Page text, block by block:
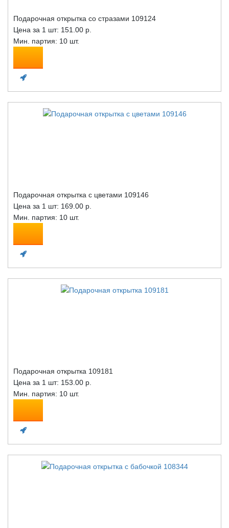
Подарочная открытка со стразами 109124
Цена за 1 шт: 151.00 р.
Мин. партия: 10 шт.
Подарочная открытка с цветами 109146
Цена за 1 шт: 169.00 р.
Мин. партия: 10 шт.
Подарочная открытка 109181
Цена за 1 шт: 153.00 р.
Мин. партия: 10 шт.